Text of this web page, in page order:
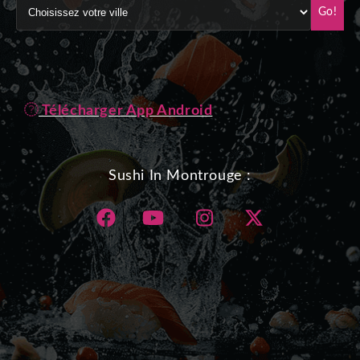
Go!
Télécharger App Android
Sushi In Montrouge :